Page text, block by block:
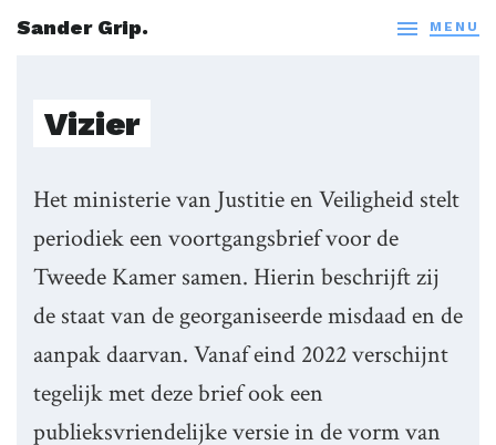
Sander Grip.  MENU
Vizier
Het ministerie van Justitie en Veiligheid stelt
periodiek een voortgangsbrief voor de
Tweede Kamer samen. Hierin beschrijft zij
de staat van de georganiseerde misdaad en de
aanpak daarvan. Vanaf eind 2022 verschijnt
tegelijk met deze brief ook een
publieksvriendelijke versie in de vorm van